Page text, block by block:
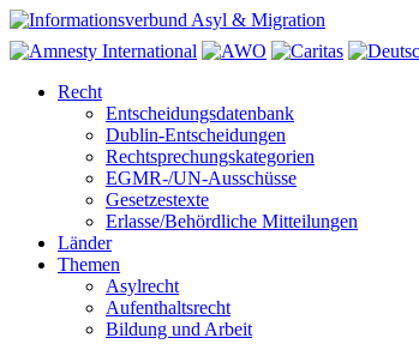
Recht
Entscheidungsdatenbank
Dublin-Entscheidungen
Rechtsprechungskategorien
EGMR-/UN-Ausschüsse
Gesetzestexte
Erlasse/Behördliche Mitteilungen
Länder
Themen
Asylrecht
Aufenthaltsrecht
Bildung und Arbeit